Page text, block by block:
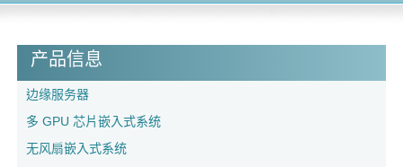
产品信息
边缘服务器
多 GPU 芯片嵌入式系统
无风扇嵌入式系统